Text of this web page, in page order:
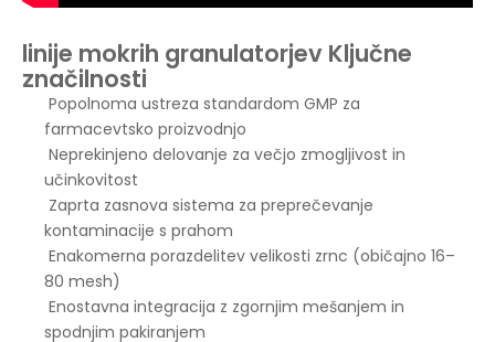
linije mokrih granulatorjev Ključne
značilnosti
Popolnoma ustreza standardom GMP za
farmacevtsko proizvodnjo
Neprekinjeno delovanje za večjo zmogljivost in
učinkovitost
Zaprta zasnova sistema za preprečevanje
kontaminacije s prahom
Enakomerna porazdelitev velikosti zrnc (običajno 16–
80 mesh)
Enostavna integracija z zgornjim mešanjem in
spodnjim pakiranjem